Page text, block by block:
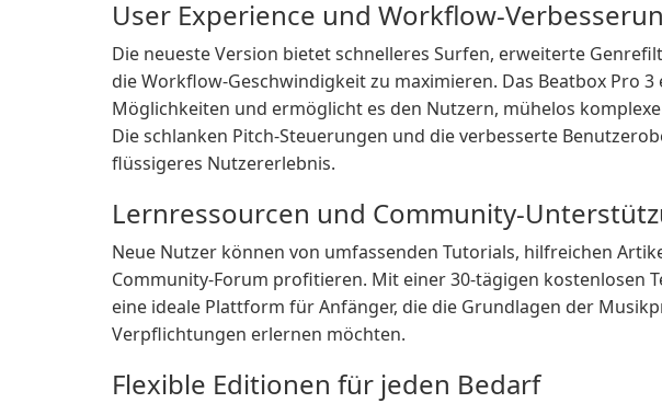
User Experience und Workflow-
Die neueste Version bietet schnelleres Surfen, erweiterte
die Workflow-Geschwindigkeit zu maximieren. Das Beatbox Pro
Möglichkeiten und ermöglicht es den Nutzern, mühelos
Die schlanken Pitch-Steuerungen und die verbesserte
flüssigeres Nutzererlebnis.
Lernressourcen und Community-
Neue Nutzer können von umfassenden Tutorials, hilfreichen
Community-Forum profitieren. Mit einer 30-tägigen kostenlosen
eine ideale Plattform für Anfänger, die die Grundlagen der
Verpflichtungen erlernen möchten.
Flexible Editionen für jeden Bedarf